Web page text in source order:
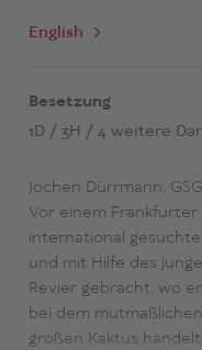
English
Besetzung
1D / 3H / 4 weitere
Jochen Dürrmann,
Vor einem
international
und mit Hilfe des
Revier gebracht, wo
bei dem
großen Kaktus